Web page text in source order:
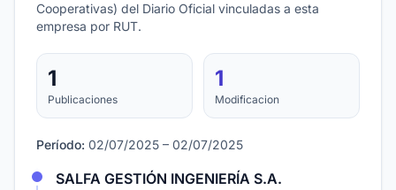
Cooperativas) del Diario Oficial vinculadas a esta
empresa por RUT.
1
Publicaciones
1
Modificacion
Período: 02/07/2025 – 02/07/2025
SALFA GESTIÓN INGENIERÍA S.A.